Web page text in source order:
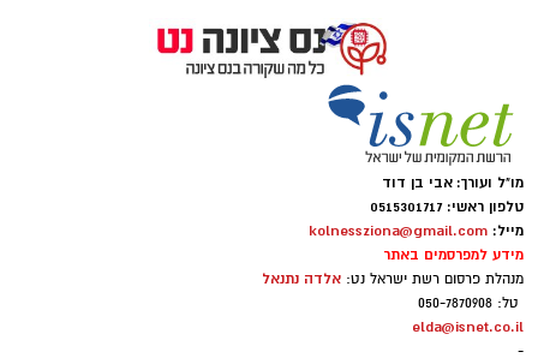
ארכיון
זו התגובה הרשמית ששלח לנו
הסתם מביע גם את עמדתה של גלית אבינועם,
שותפתו לאופוזיציה, שאיננה חברת סיעתו
מו"ל ועורך: אבי בן דוד
טלפון ראשי: 0515301717
מייל: kolnessziona@gmail.com
מידע למפרסמים באתר
מנהלת פרסום רשת ישראל נט: אלדה נתנאל
טל: 050-7870908
elda@isnet.co.il
-